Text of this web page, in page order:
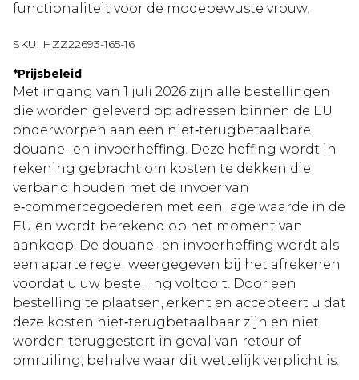
functionaliteit voor de modebewuste vrouw.
SKU: HZZ22693-165-16
*Prijsbeleid
Met ingang van 1 juli 2026 zijn alle bestellingen
die worden geleverd op adressen binnen de EU
onderworpen aan een niet‑terugbetaalbare
douane- en invoerheffing. Deze heffing wordt in
rekening gebracht om kosten te dekken die
verband houden met de invoer van
e‑commercegoederen met een lage waarde in de
EU en wordt berekend op het moment van
aankoop. De douane- en invoerheffing wordt als
een aparte regel weergegeven bij het afrekenen
voordat u uw bestelling voltooit. Door een
bestelling te plaatsen, erkent en accepteert u dat
deze kosten niet‑terugbetaalbaar zijn en niet
worden teruggestort in geval van retour of
omruiling, behalve waar dit wettelijk verplicht is.